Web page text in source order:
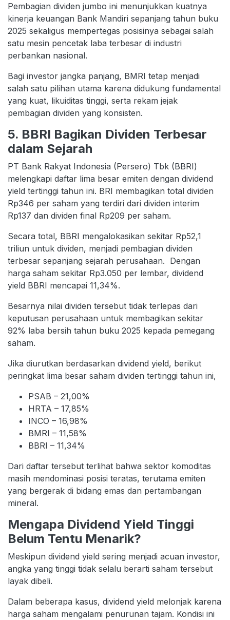
Pembagian dividen jumbo ini menunjukkan kuatnya
kinerja keuangan Bank Mandiri sepanjang tahun buku
2025 sekaligus mempertegas posisinya sebagai salah
satu mesin pencetak laba terbesar di industri
perbankan nasional.
Bagi investor jangka panjang, BMRI tetap menjadi
salah satu pilihan utama karena didukung fundamental
yang kuat, likuiditas tinggi, serta rekam jejak
pembagian dividen yang konsisten.
5. BBRI Bagikan Dividen Terbesar
dalam Sejarah
PT Bank Rakyat Indonesia (Persero) Tbk (BBRI)
melengkapi daftar lima besar emiten dengan dividend
yield tertinggi tahun ini. BRI membagikan total dividen
Rp346 per saham yang terdiri dari dividen interim
Rp137 dan dividen final Rp209 per saham.
Secara total, BBRI mengalokasikan sekitar Rp52,1
triliun untuk dividen, menjadi pembagian dividen
terbesar sepanjang sejarah perusahaan. Dengan
harga saham sekitar Rp3.050 per lembar, dividend
yield BBRI mencapai 11,34%.
Besarnya nilai dividen tersebut tidak terlepas dari
keputusan perusahaan untuk membagikan sekitar
92% laba bersih tahun buku 2025 kepada pemegang
saham.
Jika diurutkan berdasarkan dividend yield, berikut
peringkat lima besar saham dividen tertinggi tahun ini,
PSAB – 21,00%
HRTA – 17,85%
INCO – 16,98%
BMRI – 11,58%
BBRI – 11,34%
Dari daftar tersebut terlihat bahwa sektor komoditas
masih mendominasi posisi teratas, terutama emiten
yang bergerak di bidang emas dan pertambangan
mineral.
Mengapa Dividend Yield Tinggi
Belum Tentu Menarik?
Meskipun dividend yield sering menjadi acuan investor,
angka yang tinggi tidak selalu berarti saham tersebut
layak dibeli.
Dalam beberapa kasus, dividend yield melonjak karena
harga saham mengalami penurunan tajam. Kondisi ini